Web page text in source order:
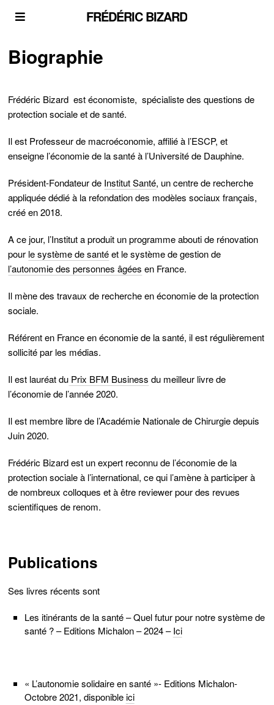
FRÉDÉRIC BIZARD
Biographie
Frédéric Bizard est économiste, spécialiste des questions de
protection sociale et de santé.
Il est Professeur de macroéconomie, affilié à l’ESCP, et
enseigne l’économie de la santé à l’Université de Dauphine.
Président-Fondateur de Institut Santé, un centre de recherche
appliquée dédié à la refondation des modèles sociaux français,
créé en 2018.
A ce jour, l’Institut a produit un programme abouti de rénovation
pour le système de santéet le système de gestion de
l’autonomie des personnes âgées en France.
Il mène des travaux de recherche en économie de la protection
sociale.
Référent en France en économie de la santé, il est régulièrement
sollicité par les médias.
Il est lauréat du Prix BFM Business du meilleur livre de
l’économie de l’année 2020.
Il est membre libre de l’Académie Nationale de Chirurgie depuis
Juin 2020.
Frédéric Bizardest un expert reconnu de l’économie de la
protection sociale à l’international, ce qui l’amène à participer à
de nombreux colloques et à être reviewer pour des revues
scientifiques de renom.
Publications
Ses livres récents sont
Les itinérants de la santé – Quel futur pour notre système de
santé ?– Editions Michalon – 2024 –Ici
« L’autonomie solidaire en santé »- Editions Michalon-
Octobre 2021, disponibleici